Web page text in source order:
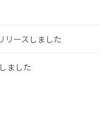
リースしました
ました